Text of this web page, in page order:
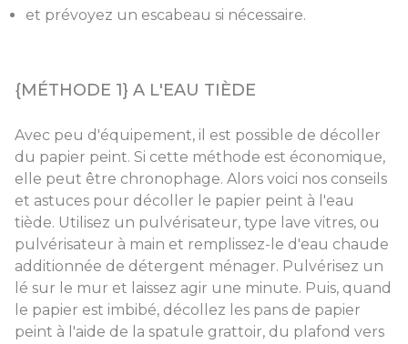
et prévoyez un escabeau si nécessaire.
{MÉTHODE 1} A L'EAU TIÈDE
Avec peu d'équipement, il est possible de décoller
du papier peint. Si cette méthode est économique,
elle peut être chronophage. Alors voici nos conseils
et astuces pour décoller le papier peint à l'eau
tiède. Utilisez un pulvérisateur, type lave vitres, ou
pulvérisateur à main et remplissez-le d'eau chaude
additionnée de détergent ménager. Pulvérisez un
lé sur le mur et laissez agir une minute. Puis, quand
le papier est imbibé, décollez les pans de papier
peint à l'aide de la spatule grattoir, du plafond vers